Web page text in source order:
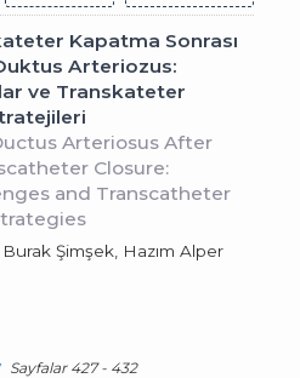
Kapatma Sonrası
Arteriozus:
ve Transkateter
Arteriosus After
Closure:
and Transcatheter
Burak Şimşek, Hazım Alper
Sayfalar 427 - 432